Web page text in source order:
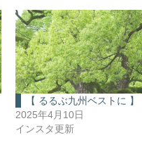
【 るるぶ九州ベストに 】
2025年4月10日
インスタ更新